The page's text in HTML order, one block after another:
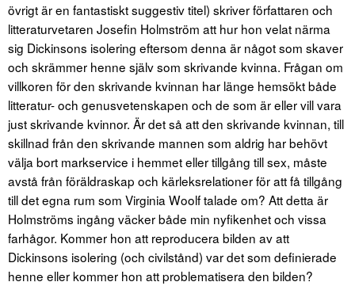
övrigt är en fantastiskt suggestiv titel) skriver författaren och
litteraturvetaren Josefin Holmström att hur hon velat närma
sig Dickinsons isolering eftersom denna är något som skaver
och skrämmer henne själv som skrivande kvinna. Frågan om
villkoren för den skrivande kvinnan har länge hemsökt både
litteratur- och genusvetenskapen och de som är eller vill vara
just skrivande kvinnor. Är det så att den skrivande kvinnan, till
skillnad från den skrivande mannen som aldrig har behövt
välja bort markservice i hemmet eller tillgång till sex, måste
avstå från föräldraskap och kärleksrelationer för att få tillgång
till det egna rum som Virginia Woolf talade om? Att detta är
Holmströms ingång väcker både min nyfikenhet och vissa
farhågor. Kommer hon att reproducera bilden av att
Dickinsons isolering (och civilstånd) var det som definierade
henne eller kommer hon att problematisera den bilden?